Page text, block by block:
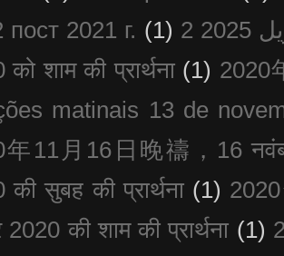
пост 2021 г. (1)
शाम की प्रार्थना (1) 2020
matinais 13 de
年11月16日晚禱，16
की सुबह की प्रार्थना (1)
की शाम की प्रार्थना (1)